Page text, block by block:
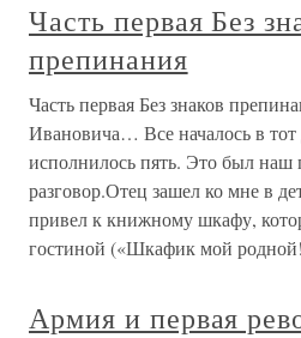
Часть первая Без
препинания
Часть первая Без знаков
Ивановича… Все началось в тот
исполнилось пять. Это был наш
разговор.Отец зашел ко мне в
привел к книжному шкафу,
гостиной («Шкафик мой
Армия и первая